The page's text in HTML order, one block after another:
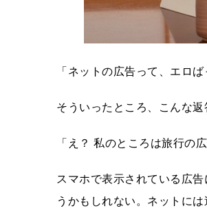
「ネットの広告って、エロ
そういったところ、こんな返
「え？ 私のところは旅行の
スマホで表示されている広
うかもしれない。ネットに